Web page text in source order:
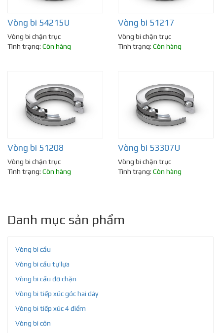
Vòng bi 54215U
Vòng bi chặn trục
Tình trạng: Còn hàng
Vòng bi 51217
Vòng bi chặn trục
Tình trạng: Còn hàng
Vòng bi 51208
Vòng bi chặn trục
Tình trạng: Còn hàng
Vòng bi 53307U
Vòng bi chặn trục
Tình trạng: Còn hàng
Danh mục sản phẩm
Vòng bi cầu
Vòng bi cầu tự lựa
Vòng bi cầu đỡ chặn
Vòng bi tiếp xúc góc hai dãy
Vòng bi tiếp xúc 4 điểm
Vòng bi côn